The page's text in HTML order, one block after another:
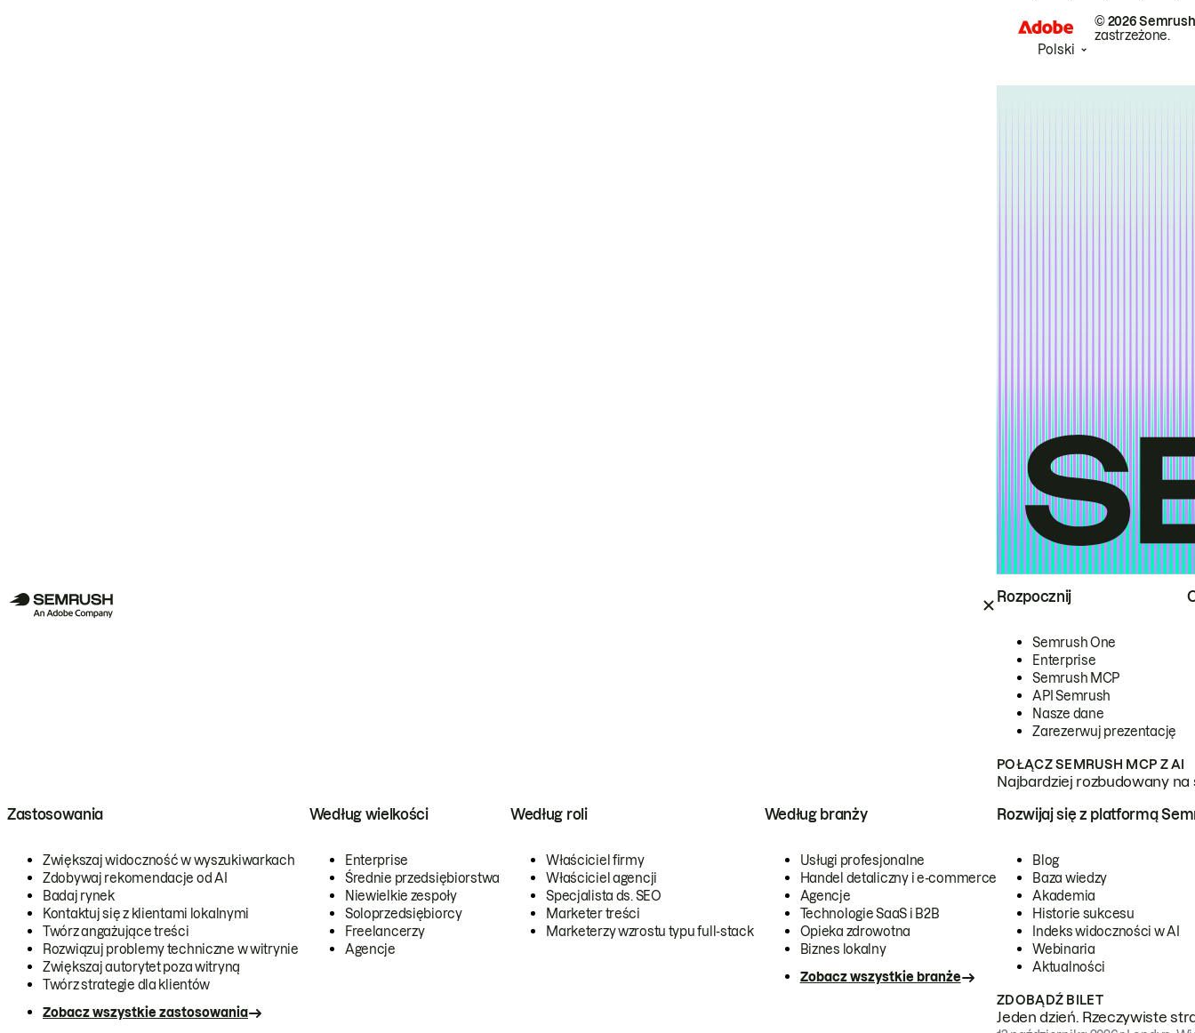
Rozpocznij
Semrush One
Enterprise
Semrush MCP
API Semrush
Nasze dane
Zarezerwuj prezentację
POŁĄCZ SEMRUSH MCP Z AI
Najbardziej rozbudowany
Zastosowania
Zwiększaj widoczność w wyszukiwarkach
Zdobywaj rekomendacje od AI
Badaj rynek
Kontaktuj się z klientami lokalnymi
Twórz angażujące treści
Rozwiązuj problemy techniczne w witrynie
Zwiększaj autorytet poza witryną
Twórz strategie dla klientów
Zobacz wszystkie zastosowania
Według wielkości
Enterprise
Średnie przedsiębiorstwa
Niewielkie zespoły
Soloprzedsiębiorcy
Freelancerzy
Agencje
Według roli
Właściciel firmy
Właściciel agencji
Specjalista ds. SEO
Marketer treści
Marketerzy wzrostu typu full-stack
Według branży
Usługi profesjonalne
Handel detaliczny i e-commerce
Agencje
Technologie SaaS i B2B
Opieka zdrowotna
Biznes lokalny
Zobacz wszystkie branże
Rozwijaj się z platformą
Blog
Baza wiedzy
Akademia
Historie sukcesu
Indeks widoczności w AI
Webinaria
Aktualności
ZDOBĄDŹ BILET
Jeden dzień. Rzeczywiste
© 2026
zastrzeżone.
Polski